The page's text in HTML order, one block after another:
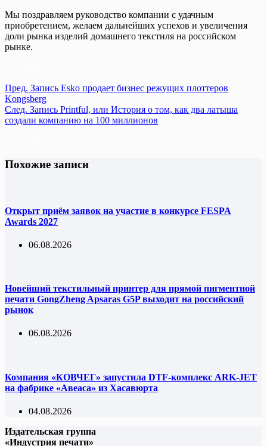
Мы поздравляем руководство компании с удачным
приобретением, желаем дальнейших успехов и увеличения
доли рынка изделий домашнего текстиля на российском
рынке.
Пред. Запись Esko продает бизнес режущих плоттеров
Kongsberg
След. Запись Printful, или История о том, как два латыша
создали компанию на 100 миллионов
Похожие записи
Открыт приём заявок на участие в конкурсе FESPA
Awards 2027
06.08.2026
Новейший текстильный принтер для прямой пигментной
печати GongZheng Apsaras G5P выходит на российский
рынок
06.08.2026
Компания «КОВЧЕГ» запустила DTF-комплекс ARK-JET
на фабрике «Авеаса» из Хасавюрта
04.08.2026
Издательская группа
«Индустрия печати»